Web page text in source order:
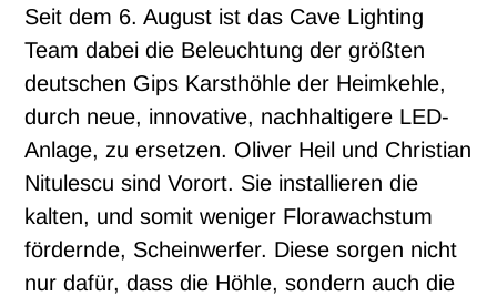
Seit dem 6. August ist das Cave Lighting
Team dabei die Beleuchtung der größten
deutschen Gips Karsthöhle der Heimkehle,
durch neue, innovative, nachhaltigere LED-
Anlage, zu ersetzen. Oliver Heil und Christian
Nitulescu sind Vorort. Sie installieren die
kalten, und somit weniger Florawachstum
fördernde, Scheinwerfer. Diese sorgen nicht
nur dafür, dass die Höhle, sondern auch die